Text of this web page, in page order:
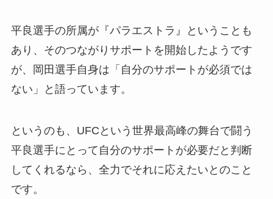
平良選手の所属が『パラエストラ』ということも
あり、そのつながりサポートを開始したようです
が、岡田選手自身は「自分のサポートが必須では
ない」と語っています。
というのも、UFCという世界最高峰の舞台で闘う
平良選手にとって自分のサポートが必要だと判断
してくれるなら、全力でそれに応えたいとのこと
です。